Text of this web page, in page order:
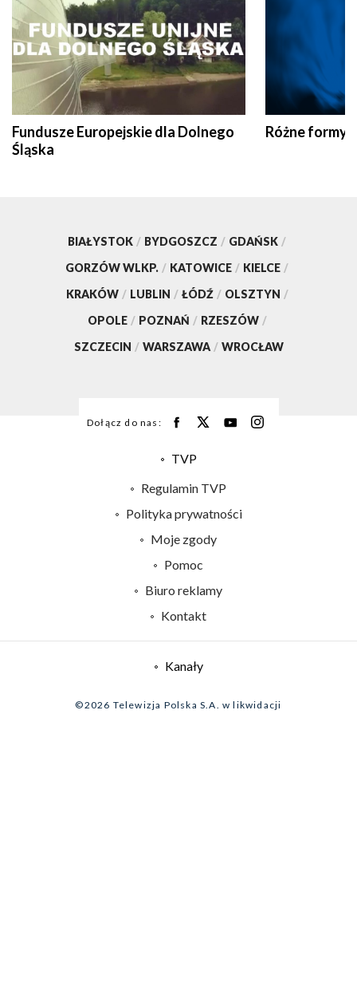
Fundusze Europejskie dla Dolnego
Śląska
Różne formy
BIAŁYSTOK / BYDGOSZCZ / GDAŃSK /
GORZÓW WLKP. / KATOWICE / KIELCE /
KRAKÓW / LUBLIN / ŁÓDŹ / OLSZTYN /
OPOLE / POZNAŃ / RZESZÓW /
SZCZECIN / WARSZAWA / WROCŁAW
Dołącz do nas:
TVP
Centrum informacji TVP
Naziemna Telewizja Cyfrowa
System NOS
Biuro Reklamy
Regulamin TVP
Polityka prywatności
Moje zgody
Pomoc
Biuro reklamy
Kontakt
Kanały
©2026 Telewizja Polska S.A. w likwidacji